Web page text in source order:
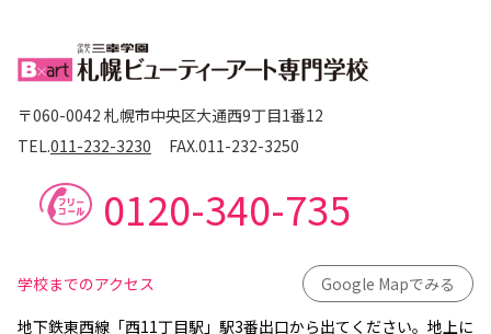
〒060-0042 札幌市中央区大通西9丁目1番12
TEL.011-232-3230 FAX.011-232-3250
0120-340-735
学校までのアクセス
Google Mapでみる
地下鉄東西線「西11丁目駅」駅3番出口から出てください。地上に